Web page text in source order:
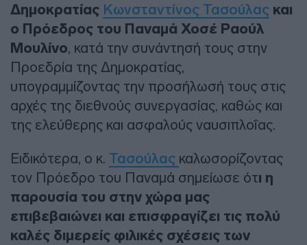
Δημοκρατίας Κωνσταντίνος Τασούλας και
ο Πρόεδρος του Παναμά Χοσέ Ραούλ
Μουλίνο, κατά την συνάντησή τους στην
Προεδρία της Δημοκρατίας,
υπογραμμίζοντας την προσήλωσή τους στις
αρχές της διεθνούς συνεργασίας, καθώς και
της ελεύθερης και ασφαλούς ναυσιπλοΐας.
Ειδικότερα, ο κ. Τασούλας καλωσορίζοντας
τον Πρόεδρο του Παναμά σημείωσε ότι η
παρουσία του στην χώρα μας
επιβεβαιώνει και επισφραγίζει τις πολύ
καλές διμερείς φιλικές σχέσεις των